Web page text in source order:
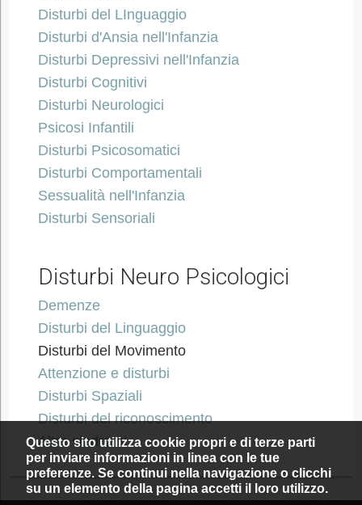
Disturbi del LInguaggio
Disturbi d'Ansia nell'Infanzia
Disturbi Depressivi nell'Infanzia
Disturbi Cognitivi
Disturbi Neurologici
Psicosi Infantili
Disturbi Psicosomatici
Disturbi Comportamentali
Sessualità nell'Infanzia
Disturbi Sensoriali
Disturbi Neuro Psicologici
Demenze
Disturbi del Linguaggio
Disturbi del Movimento
Attenzione e disturbi
Disturbi Spaziali
Disturbi del riconoscimento
Altre sindromi
Questo sito utilizza cookie propri e di terze parti
per inviare informazioni in linea con le tue
preferenze. Se continui nella navigazione o clicchi
su un elemento della pagina accetti il loro utilizzo.